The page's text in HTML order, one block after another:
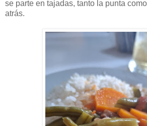
se parte en tajadas, tanto la punta
atrás.